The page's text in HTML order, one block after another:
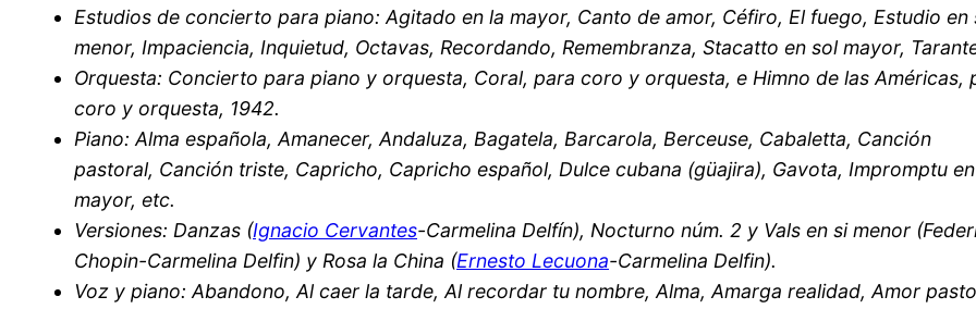
Estudios de concierto para piano: Agitado en la mayor, Canto de amor, Céfiro, El fuego, Estudio en
menor, Impaciencia, Inquietud, Octavas, Recordando, Remembranza, Stacatto en sol mayor,
Orquesta: Concierto para piano y orquesta, Coral, para coro y orquesta, e Himno de las Américas,
coro y orquesta, 1942.
Piano: Alma española, Amanecer, Andaluza, Bagatela, Barcarola, Berceuse, Cabaletta, Canción
pastoral, Canción triste, Capricho, Capricho español, Dulce cubana (güajira), Gavota, Impromptu
mayor, etc.
Versiones: Danzas (Ignacio Cervantes-Carmelina Delfín), Nocturno núm. 2 y Vals en si menor
Chopin-Carmelina Delfin) y Rosa la China (Ernesto Lecuona-Carmelina Delfin).
Voz y piano: Abandono, Al caer la tarde, Al recordar tu nombre, Alma, Amarga realidad, Amor